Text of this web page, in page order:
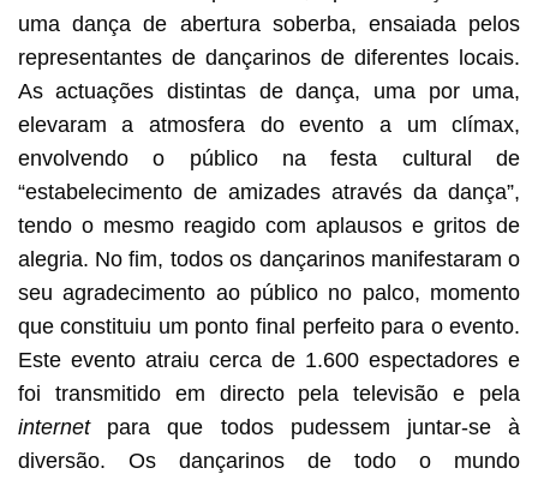
uma dança de abertura soberba, ensaiada pelos
representantes de dançarinos de diferentes locais.
As actuações distintas de dança, uma por uma,
elevaram a atmosfera do evento a um clímax,
envolvendo o público na festa cultural de
“estabelecimento de amizades através da dança”,
tendo o mesmo reagido com aplausos e gritos de
alegria. No fim, todos os dançarinos manifestaram o
seu agradecimento ao público no palco, momento
que constituiu um ponto final perfeito para o evento.
Este evento atraiu cerca de 1.600 espectadores e
foi transmitido em directo pela televisão e pela
internetpara que todos pudessem juntar-se à
diversão. Os dançarinos de todo o mundo